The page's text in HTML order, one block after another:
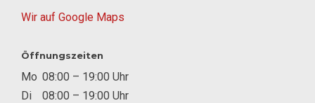
Wir auf Google Maps
Öffnungszeiten
Mo 08:00 – 19:00 Uhr
Di
08:00 – 19:00 Uhr